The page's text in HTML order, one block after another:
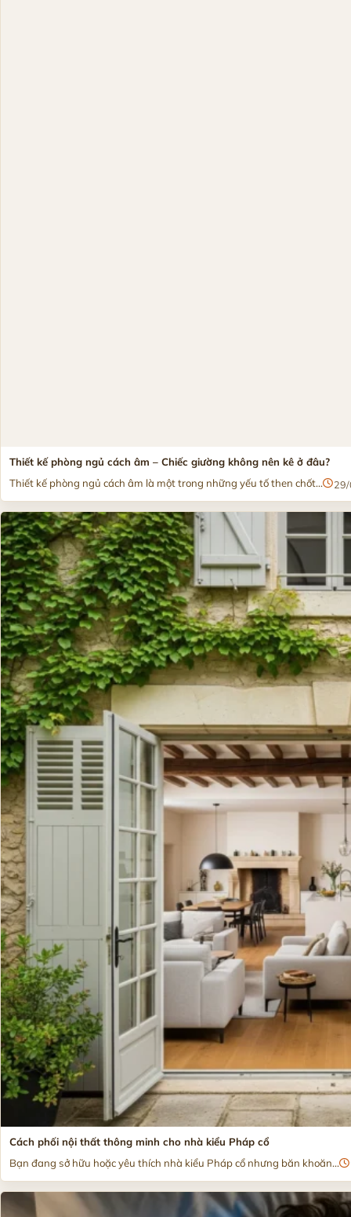
Thiết kế phòng ngủ cách âm – Chiếc giường không nên kê ở đâu?
Thiết kế phòng ngủ cách âm là một trong những yếu tố then chốt...
Cách phối nội thất thông minh cho nhà kiểu Pháp cổ
Bạn đang sở hữu hoặc yêu thích nhà kiểu Pháp cổ nhưng băn khoăn...